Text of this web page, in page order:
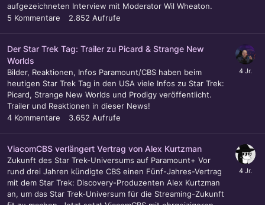
aufgezeichneten Interview mit Moderator Wil Wheaton.
5 Kommentare 2.852 Aufrufe
Der Star Trek Tag: Trailer zu Picard & Strange New
Worlds
Bilder, Reaktionen, Infos Paramount/CBS haben beim
heutigen Star Trek Tag in den USA viele Infos zu Star Trek:
Picard, Strange New Worlds und Prodigy veröffentlicht.
Trailer und Reaktionen in dieser News!
4 Kommentare 3.652 Aufrufe
ViacomCBS verlängert Vertrag von Alex Kurtzman
Zukunft des Star Trek-Universums auf Paramount+ Vor
rund drei Jahren kündigte CBS einen Fünf-Jahres-Vertrag
mit dem Star Trek: Discovery-Produzenten Alex Kurtzman
an, um das Star Trek-Universum für die Streaming-Zukunft